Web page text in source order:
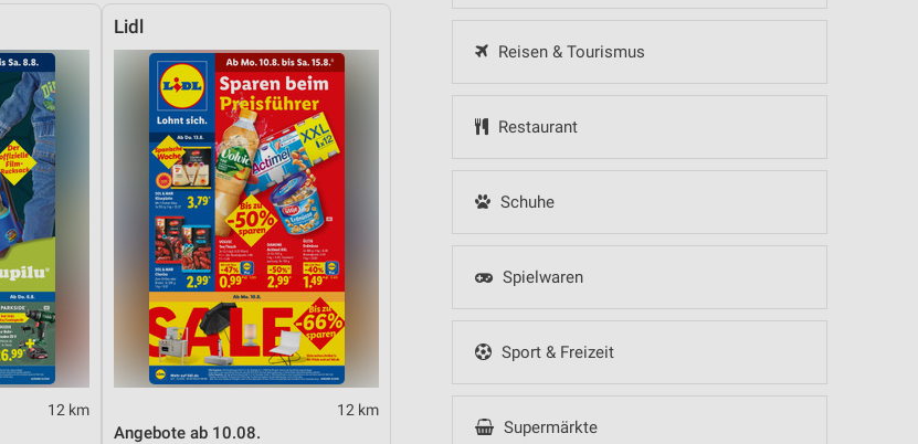
Reisen & Tourismus
Restaurant
Schuhe
Spielwaren
Sport & Freizeit
Supermärkte
12 km
Lidl
12 km
Angebote ab 10.08.